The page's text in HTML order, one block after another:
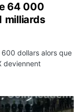
64 000
milliards
dollars alors que
deviennent
des